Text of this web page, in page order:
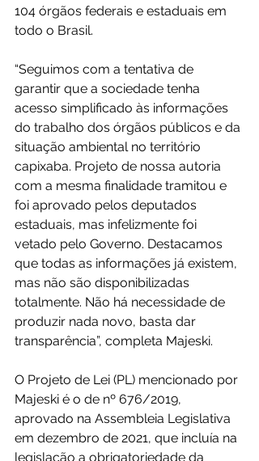
104 órgãos federais e estaduais em
todo o Brasil.
“Seguimos com a tentativa de
garantir que a sociedade tenha
acesso simplificado às informações
do trabalho dos órgãos públicos e da
situação ambiental no território
capixaba. Projeto de nossa autoria
com a mesma finalidade tramitou e
foi aprovado pelos deputados
estaduais, mas infelizmente foi
vetado pelo Governo. Destacamos
que todas as informações já existem,
mas não são disponibilizadas
totalmente. Não há necessidade de
produzir nada novo, basta dar
transparência”, completa Majeski.
O Projeto de Lei (PL) mencionado por
Majeski é o de nº 676/2019,
aprovado na Assembleia Legislativa
em dezembro de 2021, que incluía na
legislação a obrigatoriedade da